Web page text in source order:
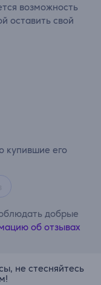
купившие его
добрые
об отзывах
возможность
оставить свой
не стесняйтесь